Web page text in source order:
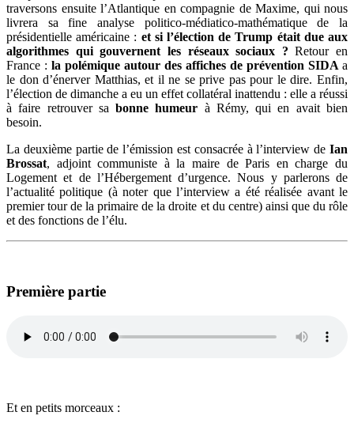
traversons ensuite l’Atlantique en compagnie de Maxime, qui nous
livrera sa fine analyse politico-médiatico-mathématique de la
présidentielle américaine : et si l’élection de Trump était due aux
algorithmes qui gouvernent les réseaux sociaux ? Retour en
France : la polémique autour des affiches de prévention SIDA a
le don d’énerver Matthias, et il ne se prive pas pour le dire. Enfin,
l’élection de dimanche a eu un effet collatéral inattendu : elle a réussi
à faire retrouver sabonne humeur à Rémy, qui en avait bien
besoin.
La deuxième partie de l’émission est consacrée à l’interview de Ian
Brossat, adjoint communiste à la maire de Paris en charge du
Logement et de l’Hébergement d’urgence. Nous y parlerons de
l’actualité politique (à noter que l’interview a été réalisée avant le
premier tour de la primaire de la droite et du centre) ainsi que du rôle
et des fonctions de l’élu.
Première partie
Et en petits morceaux :